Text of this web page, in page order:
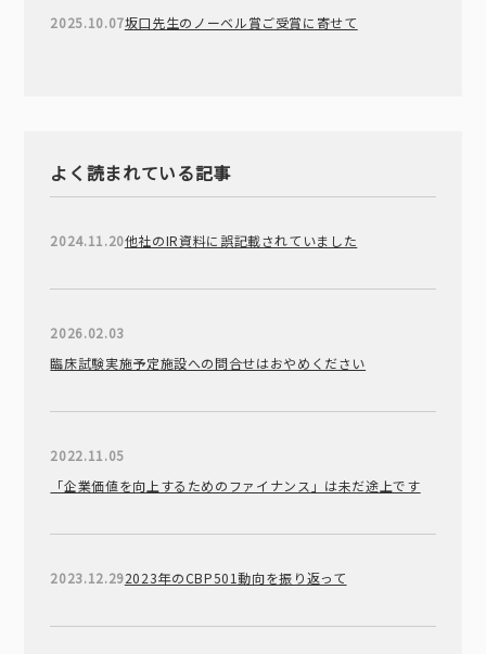
2025.10.07坂口先生のノーベル賞ご受賞に寄せて
よく読まれている記事
2024.11.20他社のIR資料に誤記載されていました
2026.02.03
臨床試験実施予定施設への問合せはおやめください
2022.11.05
「企業価値を向上するためのファイナンス」は未だ途上です
2023.12.292023年のCBP501動向を振り返って